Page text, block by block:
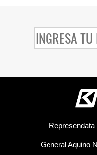
General Aquino